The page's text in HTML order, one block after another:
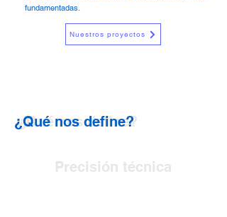
fundamentadas.​
Nuestros proyectos
¿Qué nos define?
¿Qué nos define?
Precisión técnica